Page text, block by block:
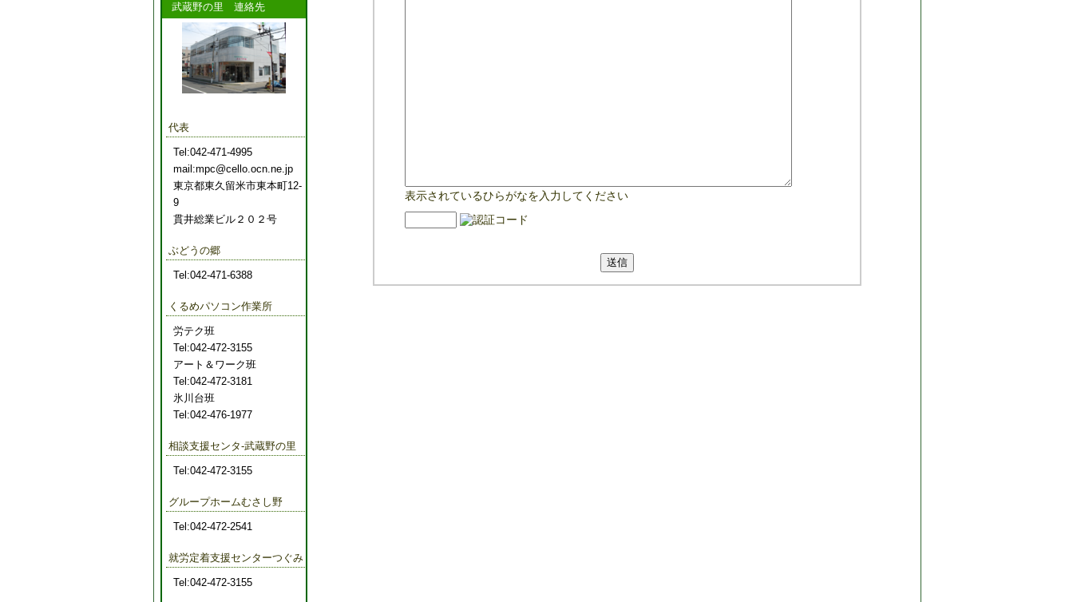
表示されているひらがなを入力してください
武蔵野の里 連絡先
代表
Tel:042-471-4995
mail:mpc@cello.ocn.ne.jp
東京都東久留米市東本町12-
9
貫井総業ビル２０２号
ぶどうの郷
Tel:042-471-6388
くるめパソコン作業所
労テク班
Tel:042-472-3155
アート＆ワーク班
Tel:042-472-3181
氷川台班
Tel:042-476-1977
相談支援センタ-武蔵野の里
Tel:042-472-3155
グループホームむさし野
Tel:042-472-2541
就労定着支援センターつぐみ
Tel:042-472-3155